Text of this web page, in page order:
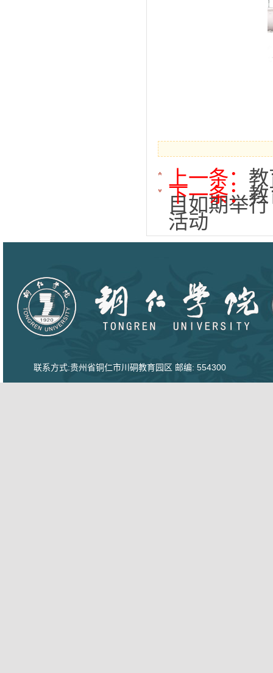
上一条：
目如期举行
下一条：教
活动
联系方式:贵州省铜仁市川硐教育园区 邮编: 554300